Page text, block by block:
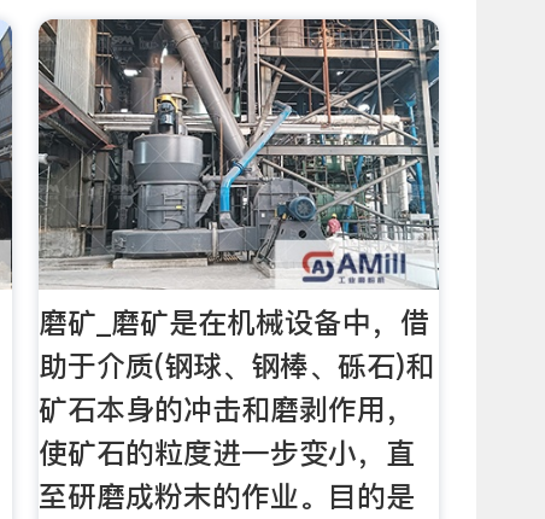
磨矿_磨矿是在机械设备中，借
助于介质(钢球、钢棒、砾石)和
矿石本身的冲击和磨剥作用，
使矿石的粒度进一步变小，直
至研磨成粉末的作业。目的是